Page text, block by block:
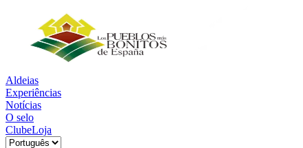
Aldeias
Experiências
Notícias
O selo
ClubeLoja